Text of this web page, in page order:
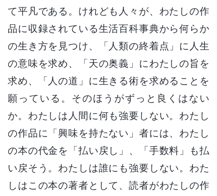
て平凡である。けれども人々が、わたしの作
品に収録されている生活百科事典から何らか
の生き方を見つけ、「人類の終着点」に人生
の意味を求め、「天の奥義」にわたしの旨を
求め、「人の道」に生きる術を求めることを
願っている。そのほうがずっと良くはない
か。わたしは人間に何も強要しない。わたし
の作品に「興味を持たない」者には、わたし
の本の代金を「払い戻し」、「手数料」も払
い戻そう。わたしは誰にも強要しない。わた
しはこの本の著者として、読者がわたしの作